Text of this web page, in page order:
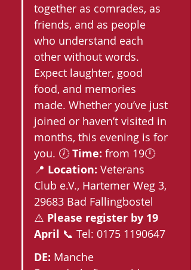
together as comrades, as
friends, and as people
who understand each
other without words.
Expect laughter, good
food, and memories
made. Whether you’ve just
joined or haven’t visited in
months, this evening is for
you. 🕖 Time: from 19🕛
📍 Location: Veterans
Club e.V., Hartemer Weg 3,
29683 Bad Fallingbostel
⚠️ Please register by 19
April 📞 Tel: 0175 1190647
DE: Manche